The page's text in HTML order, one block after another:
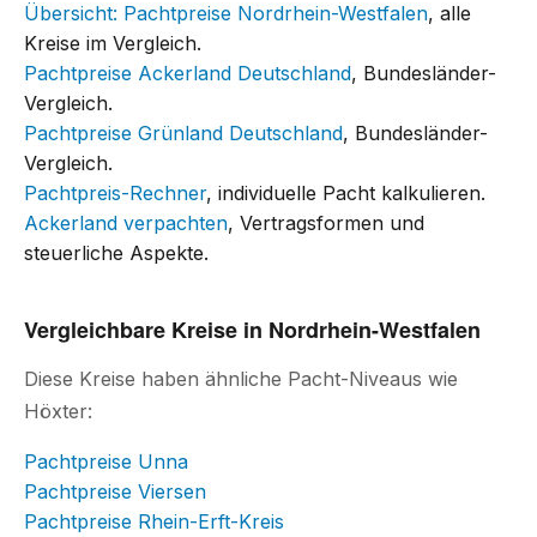
Übersicht: Pachtpreise Nordrhein-Westfalen, alle
Kreise im Vergleich.
Pachtpreise Ackerland Deutschland, Bundesländer-
Vergleich.
Pachtpreise Grünland Deutschland, Bundesländer-
Vergleich.
Pachtpreis-Rechner, individuelle Pacht kalkulieren.
Ackerland verpachten, Vertragsformen und
steuerliche Aspekte.
Vergleichbare Kreise in Nordrhein-Westfalen
Diese Kreise haben ähnliche Pacht-Niveaus wie
Höxter:
Pachtpreise Unna
Pachtpreise Viersen
Pachtpreise Rhein-Erft-Kreis